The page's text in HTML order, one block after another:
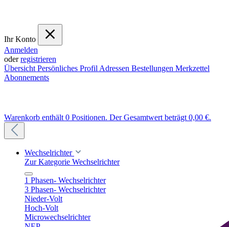
Ihr Konto
Anmelden
oderregistrieren
Übersicht Persönliches Profil Adressen Bestellungen Merkzettel
Abonnements
Warenkorb enthält 0 Positionen. Der Gesamtwert beträgt 0,00 €.
Wechselrichter
Zur Kategorie Wechselrichter
1 Phasen- Wechselrichter
3 Phasen- Wechselrichter
Nieder-Volt
Hoch-Volt
Microwechselrichter